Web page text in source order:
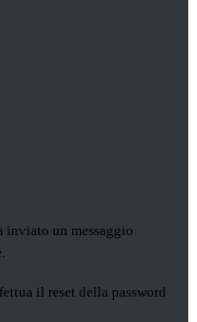
inviato un messaggio
il reset della password